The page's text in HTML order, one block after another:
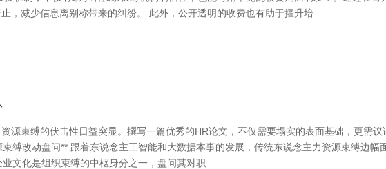
，减少信息离别称带来的纠纷。 此外，公开透明的收费也有助于擢升培
源束缚的伏击性日益突显。撰写一篇优秀的HR论文，不仅需要塌实的表面基础，更需
缚改动盘问** 跟着东说念主工智能和大数据本事的发展，传统东说念主力资源束缚边幅
文化是组织束缚的中枢身分之一，盘问其对职